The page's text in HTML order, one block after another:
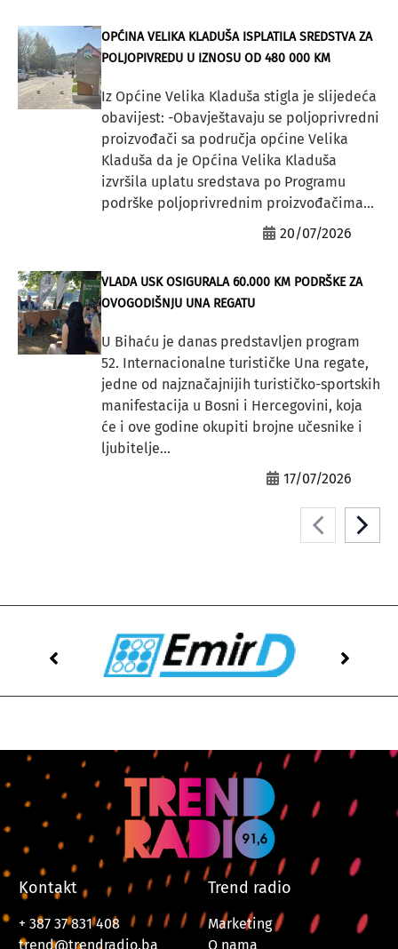
OPĆINA VELIKA KLADUŠA ISPLATILA SREDSTVA ZA
POLJOPIVREDU U IZNOSU OD 480 000 KM
Iz Općine Velika Kladuša stigla je slijedeća
obavijest: -Obavještavaju se poljoprivredni
proizvođači sa područja općine Velika
Kladuša da je Općina Velika Kladuša
izvršila uplatu sredstava po Programu
podrške poljoprivrednim proizvođačima...
20/07/2026
VLADA USK OSIGURALA 60.000 KM PODRŠKE ZA
OVOGODIŠNJU UNA REGATU
U Bihaću je danas predstavljen program
52. Internacionalne turističke Una regate,
jedne od najznačajnijih turističko-sportskih
manifestacija u Bosni i Hercegovini, koja
će i ove godine okupiti brojne učesnike i
ljubitelje...
17/07/2026
Kontakt
+ 387 37 831 408
trend@trendradio.ba
Trend radio
Marketing
O nama